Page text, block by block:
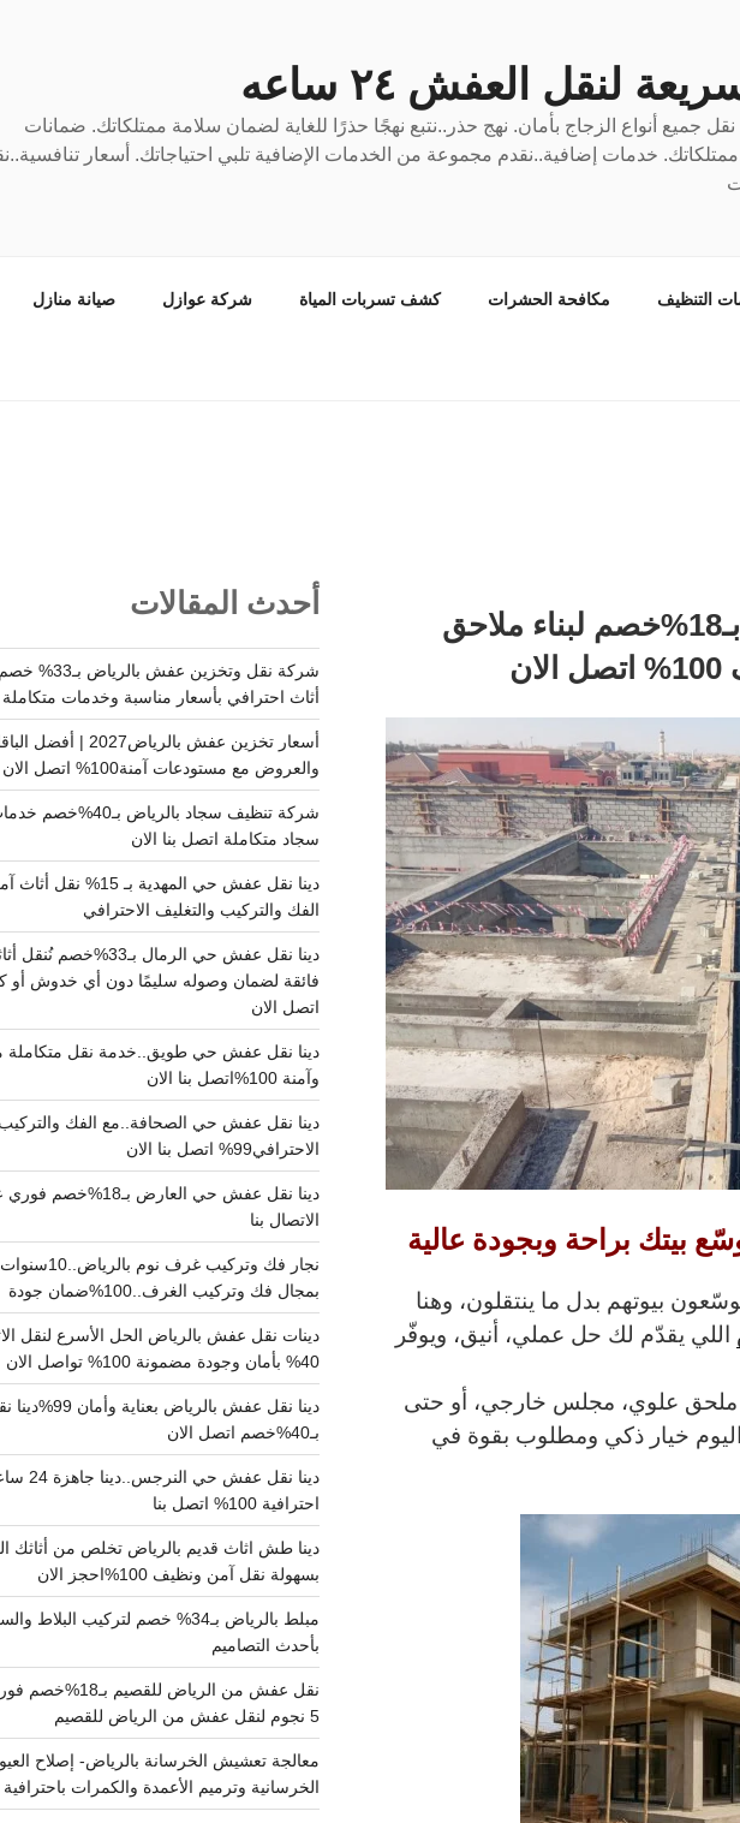
لنقل العفش ٢٤ ساعه
جميع أنواع الزجاج بأمان. نهج حذر..نتبع نهجًا حذرًا للغاية لضمان سلامة ممتلكاتك. ضمانات
خدمات إضافية..نقدم مجموعة من الخدمات الإضافية تلبي احتياجاتك. أسعار
التنظيف مكافحة الحشرات كشف تسربات المياة شركة عوازل صيانة منازل
مقاول ملاحق الرياض بـ18%خصم لبناء ملاحق
بيتك براحة وبجودة عالية
بيوتهم بدل ما ينتقلون، وهنا
اللي يقدّم لك حل عملي، أنيق، ويوفّر
علوي، مجلس خارجي، أو حتى
خيار ذكي ومطلوب بقوة في
أحدث المقالات
شركة نقل وتخزين عفش
أثاث احترافي بأسعار مناسبة وخدمات متكاملة
أسعار تخزين عفش بالرياض2027 |
والعروض مع مستودعات آمنة100% اتصل الان
شركة تنظيف سجاد بالرياض
سجاد متكاملة اتصل بنا الان
دينا نقل عفش حي المهدية بـ 15%
الفك والتركيب والتغليف الاحترافي
دينا نقل عفش حي الرمال
فائقة لضمان وصوله سليمًا دون أي خدوش أو
اتصل الان
دينا نقل عفش حي طويق..خدمة نقل متكاملة
وآمنة 100%اتصل بنا الان
دينا نقل عفش حي الصحافة..مع الفك والتركيب
الاحترافي99% اتصل بنا الان
دينا نقل عفش حي العارض بـ18%خصم
الاتصال بنا
نجار فك وتركيب غرف نوم
بمجال فك وتركيب الغرف..100%ضمان جودة
دينات نقل عفش بالرياض الحل الأسرع لنقل
40% بأمان وجودة مضمونة 100% تواصل الان
دينا نقل عفش بالرياض
بـ40%خصم اتصل الان
دينا نقل
احترافية 100% اتصل بنا
دينا طش اثاث قديم بالرياض تخلص من أثاثك
بسهولة نقل آمن ونظيف 100%احجز الان
مبلط بالرياض بـ34% خصم لتركيب البلاط
بأحدث التصاميم
نقل عفش من الرياض
5 نجوم لنقل عفش من الرياض للقصيم
معالجة تعشيش الخرسانة بالرياض- إصلاح
الخرسانية وترميم الأعمدة والكمرات باحترافية